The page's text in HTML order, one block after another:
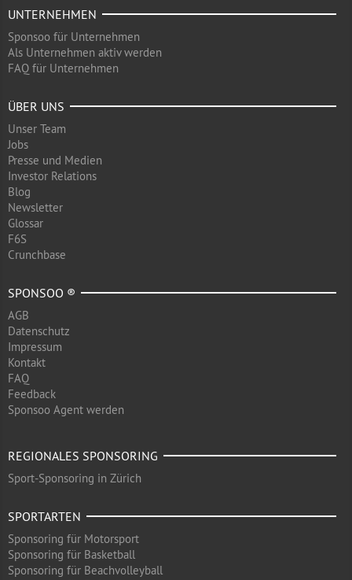
UNTERNEHMEN
Sponsoo für Unternehmen
Als Unternehmen aktiv werden
FAQ für Unternehmen
ÜBER UNS
Unser Team
Jobs
Presse und Medien
Investor Relations
Blog
Newsletter
Glossar
F6S
Crunchbase
SPONSOO ®
AGB
Datenschutz
Impressum
Kontakt
FAQ
Feedback
Sponsoo Agent werden
REGIONALES SPONSORING
Sport-Sponsoring in Zürich
SPORTARTEN
Sponsoring für Motorsport
Sponsoring für Basketball
Sponsoring für Beachvolleyball